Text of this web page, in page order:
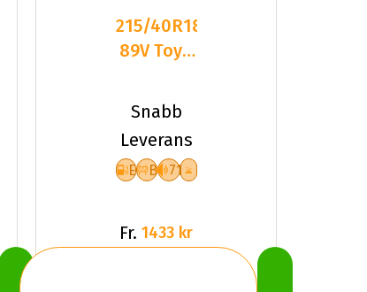
215/40R18
89V Toyo
S944 XL
Friktion
Snabb
Leverans
E B 71
Fr. 1433 kr